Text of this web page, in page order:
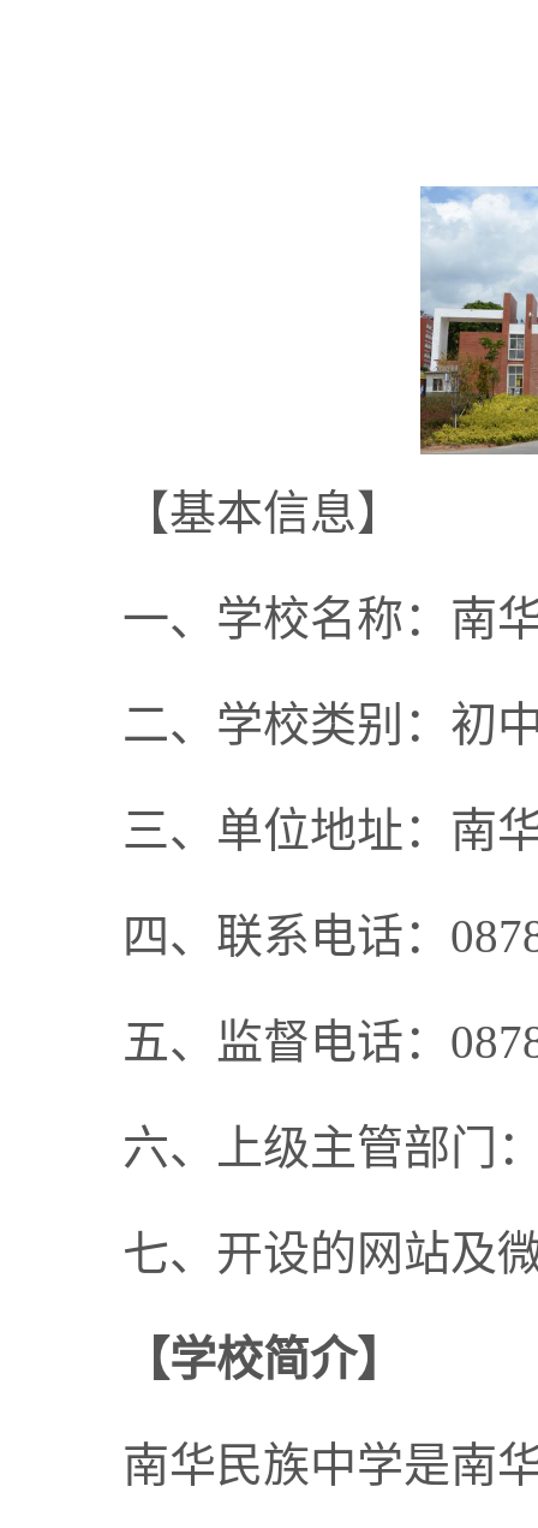
【基本信息】
一、学校名称：南
二、学校类别：初
三、单位地址：南
四、联系电话：
五、监督电话：
六、上级主管部门
七、开设的网站及
【学校简介】
南华民族中学是南